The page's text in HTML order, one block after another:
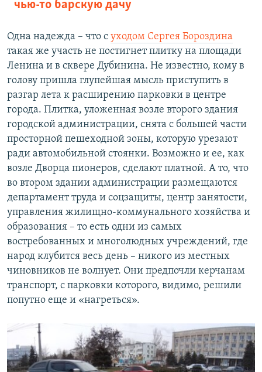
чью-то барскую дачу
Одна надежда – что с уходом Сергея Бороздина
такая же участь не постигнет плитку на площади
Ленина и в сквере Дубинина. Не известно, кому в
голову пришла глупейшая мысль приступить в
разгар лета к расширению парковки в центре
города. Плитка, уложенная возле второго здания
городской администрации, снята с большей части
просторной пешеходной зоны, которую урезают
ради автомобильной стоянки. Возможно и ее, как
возле Дворца пионеров, сделают платной. А то, что
во втором здании администрации размещаются
департамент труда и соцзащиты, центр занятости,
управления жилищно-коммунального хозяйства и
образования – то есть одни из самых
востребованных и многолюдных учреждений, где
народ клубится весь день – никого из местных
чиновников не волнует. Они предпочли керчанам
транспорт, с парковки которого, видимо, решили
попутно еще и «нагреться».